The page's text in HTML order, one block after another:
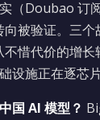
（Doubao 订
被验证。三
惜代价的增
施正在逐芯片
国 AI 模型？